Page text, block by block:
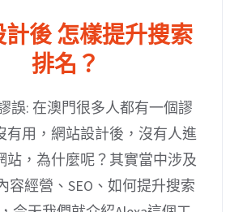
後 怎樣提升搜索
排名？
誤: 在澳門很多人都有一個謬
有用，網站設計後，沒有人進
站，為什麼呢？其實當中涉及
容經營、SEO、如何提升搜索